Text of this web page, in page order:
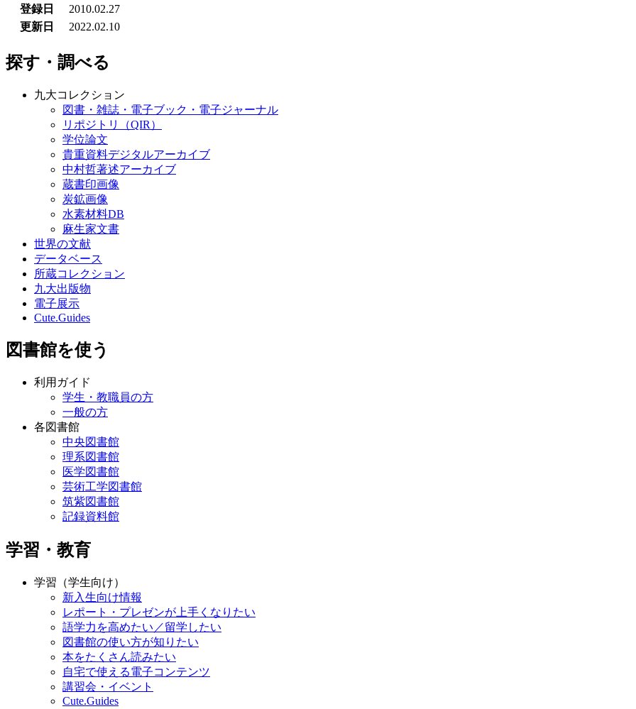
登録日
2010.02.27
更新日
2022.02.10
探す・調べる
九大コレクション
図書・雑誌・電子ブック・電子ジャーナル
リポジトリ（QIR）
学位論文
貴重資料デジタルアーカイブ
中村哲著述アーカイブ
蔵書印画像
炭鉱画像
水素材料DB
麻生家文書
世界の文献
データベース
所蔵コレクション
九大出版物
電子展示
Cute.Guides
図書館を使う
利用ガイド
学生・教職員の方
一般の方
各図書館
中央図書館
理系図書館
医学図書館
芸術工学図書館
筑紫図書館
記録資料館
学習・教育
学習（学生向け）
新入生向け情報
レポート・プレゼンが上手くなりたい
語学力を高めたい／留学したい
図書館の使い方が知りたい
本をたくさん読みたい
自宅で使える電子コンテンツ
講習会・イベント
Cute.Guides